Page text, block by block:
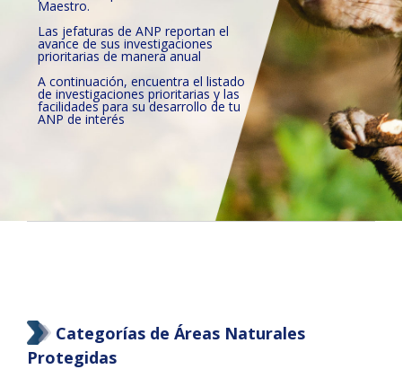
Maestro.
Las jefaturas de ANP reportan el
avance de sus investigaciones
prioritarias de manera anual
A continuación, encuentra el listado
de investigaciones prioritarias y las
facilidades para su desarrollo de tu
ANP de interés
Categorías de Áreas Naturales
Protegidas